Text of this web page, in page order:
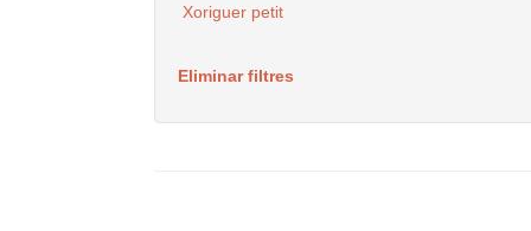
Xoriguer petit
Eliminar filtres